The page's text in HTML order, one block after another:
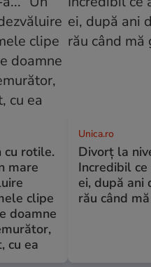
cu rotile.
mare
clipe
doamne
cu ea
Unica.ro
Divorț la
Incredibil
ei, după ani
rău când